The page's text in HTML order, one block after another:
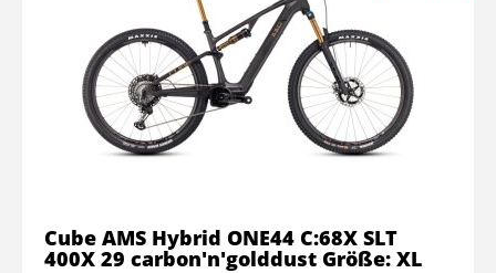
Cube AMS Hybrid ONE44 C:68X SLT
400X 29 carbon'n'golddust Größe: XL